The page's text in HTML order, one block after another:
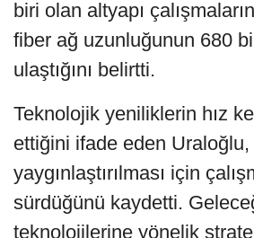
biri olan altyapı
fiber ağ uzunluğunun 680
ulaştığını belirtti.
Teknolojik yeniliklerin hız
ettiğini ifade eden Uraloğlu,
yaygınlaştırılması için
sürdüğünü kaydetti.
teknolojilerine yönelik